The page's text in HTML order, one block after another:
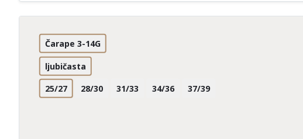
Čarape 3-14G
ljubičasta
25/27 28/30 31/33 34/36 37/39